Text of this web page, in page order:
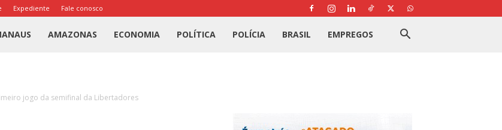
Expediente Fale conosco
AMAZONAS ECONOMIA POLÍTICA POLÍCIA BRASIL EMPREGOS
jogo da semifinal da Libertadores